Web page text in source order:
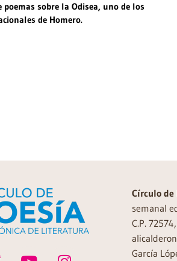
poemas sobre la Odisea, uno de los
de Homero.
Círculo de
semanal
C.P.
García